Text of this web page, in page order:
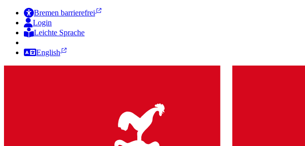
Bremen barrierefrei
Login
Leichte Sprache
English